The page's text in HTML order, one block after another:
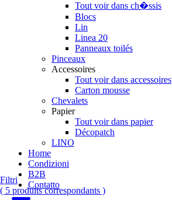
Filtri
( 5 produits correspondants )
Tout voir dans ch�ssis
Blocs
Lin
Linea 20
Panneaux toilés
Pinceaux
Accessoires
Tout voir dans accessoires
Carton mousse
Chevalets
Papier
Tout voir dans papier
Décopatch
LINO
Home
Condizioni
B2B
Contatto